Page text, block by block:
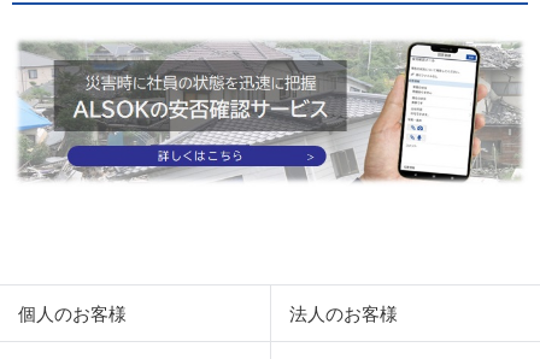
個人のお客様 法人のお客様